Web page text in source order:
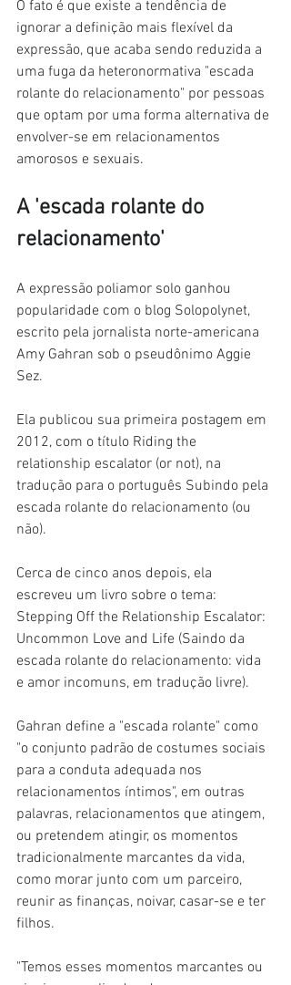
O fato é que existe a tendência de
ignorar a definição mais flexível da
expressão, que acaba sendo reduzida a
uma fuga da heteronormativa "escada
rolante do relacionamento" por pessoas
que optam por uma forma alternativa de
envolver-se em relacionamentos
amorosos e sexuais.
A 'escada rolante do
relacionamento'
A expressão poliamor solo ganhou
popularidade com o blog Solopolynet,
escrito pela jornalista norte-americana
Amy Gahran sob o pseudônimo Aggie
Sez.
Ela publicou sua primeira postagem em
2012, com o título Riding the
relationship escalator (or not), na
tradução para o português Subindo pela
escada rolante do relacionamento (ou
não).
Cerca de cinco anos depois, ela
escreveu um livro sobre o tema:
Stepping Off the Relationship Escalator:
Uncommon Love and Life (Saindo da
escada rolante do relacionamento: vida
e amor incomuns, em tradução livre).
Gahran define a "escada rolante" como
"o conjunto padrão de costumes sociais
para a conduta adequada nos
relacionamentos íntimos", em outras
palavras, relacionamentos que atingem,
ou pretendem atingir, os momentos
tradicionalmente marcantes da vida,
como morar junto com um parceiro,
reunir as finanças, noivar, casar-se e ter
filhos.
"Temos esses momentos marcantes ou